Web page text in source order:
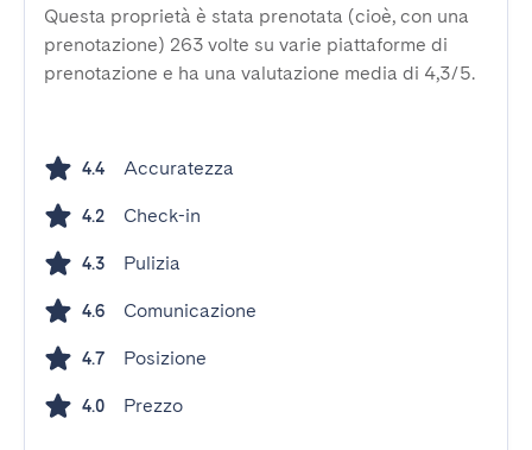
Questa proprietà è stata prenotata (cioè, con una
prenotazione) 263 volte su varie piattaforme di
prenotazione e ha una valutazione media di 4,3/5.
4.4 Accuratezza
4.2 Check-in
4.3 Pulizia
4.6 Comunicazione
4.7 Posizione
4.0 Prezzo